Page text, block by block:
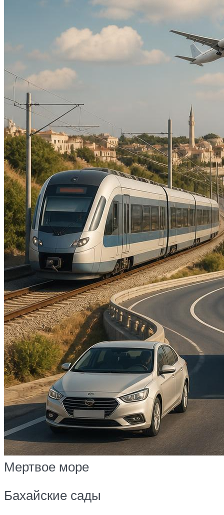
Мертвое море
Бахайские сады